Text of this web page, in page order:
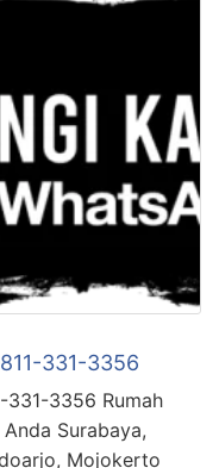
331-3356
331-3356 Rumah
Surabaya,
Mojokerto